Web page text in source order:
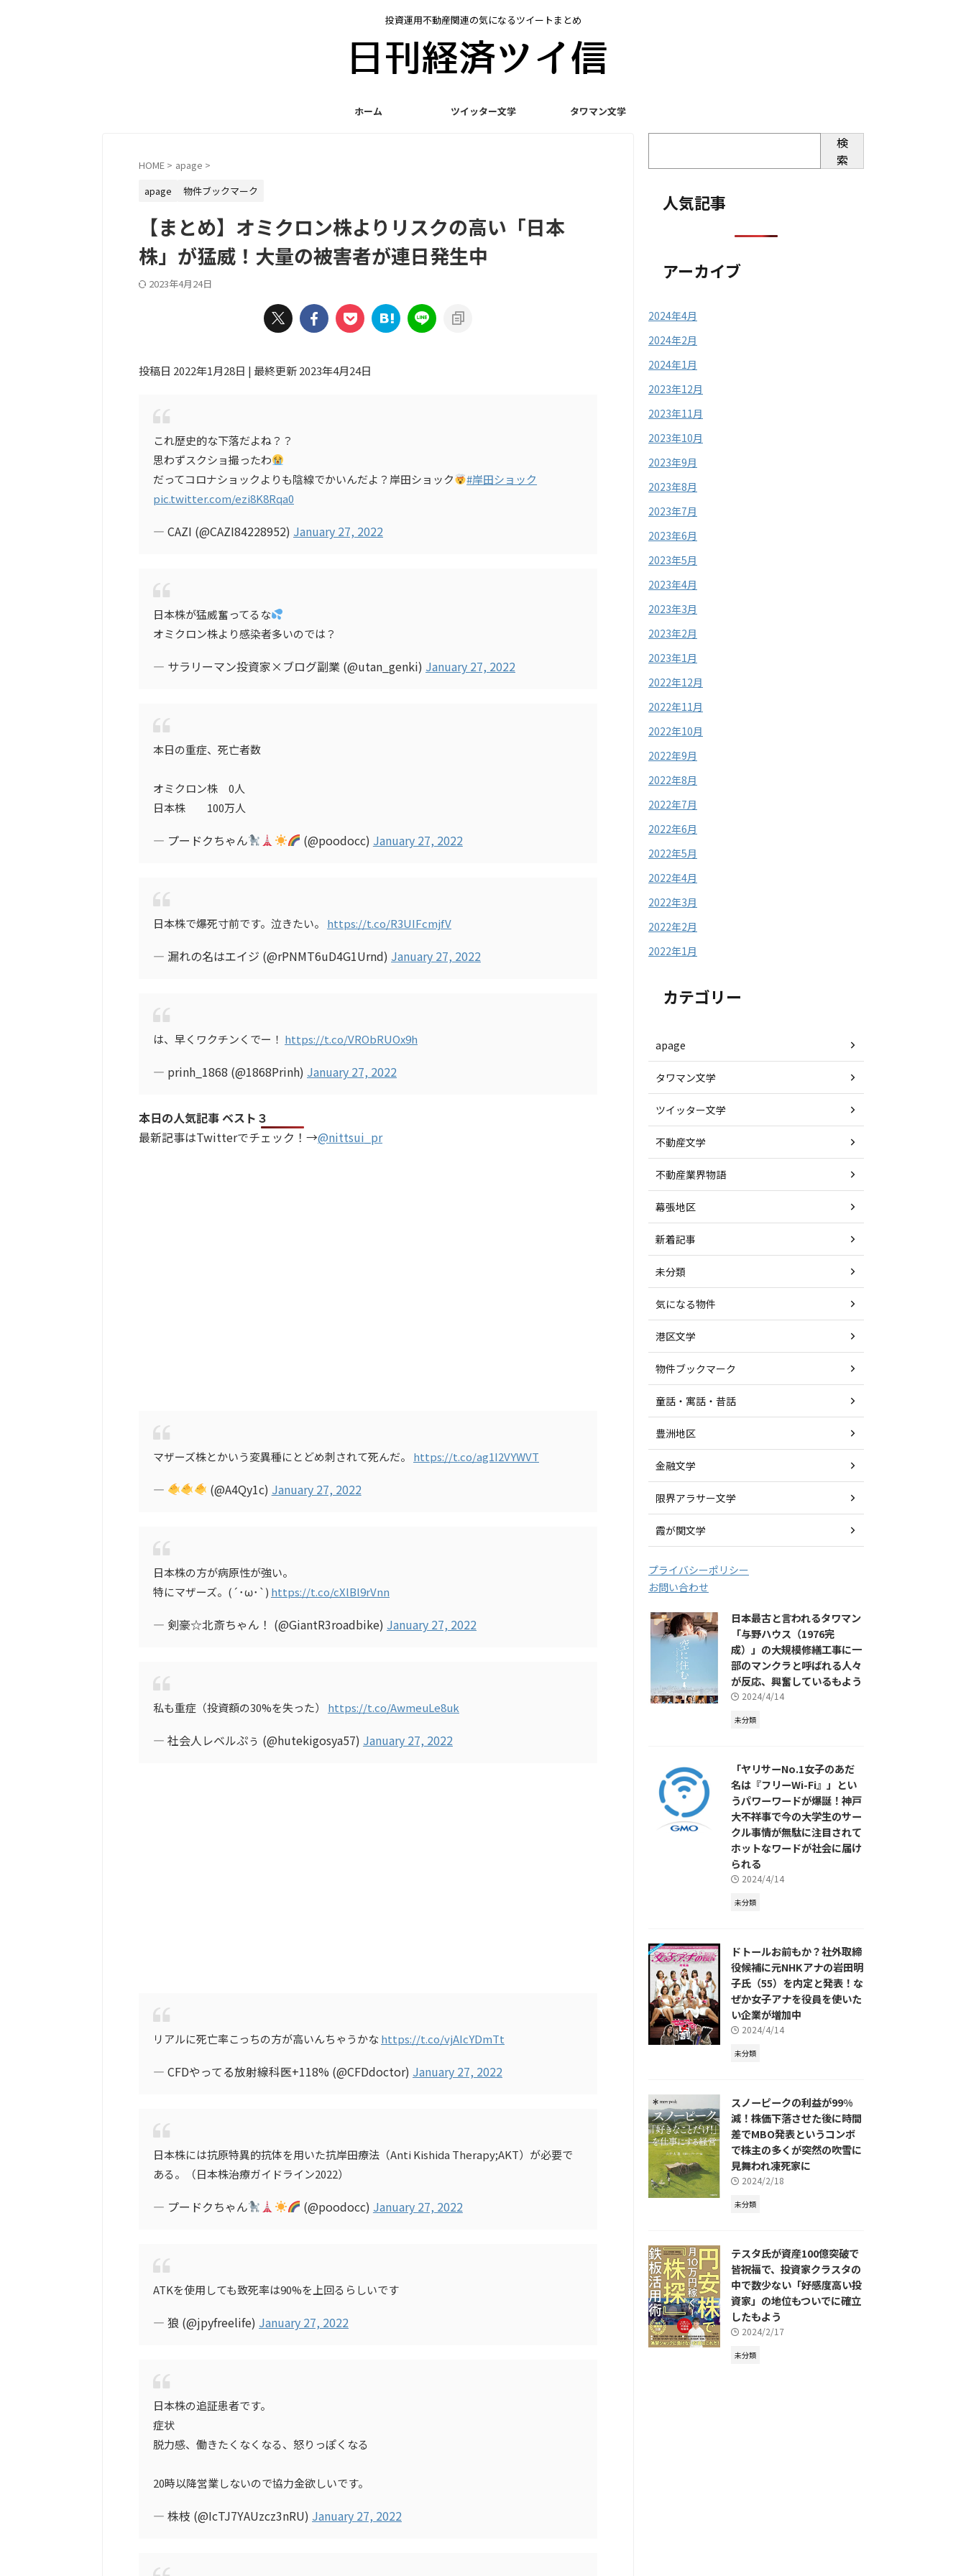
投資運用不動産関連の気になるツイートまとめ
ホーム ツイッター文学 タワマン文学
HOME > apage >
apage
物件ブックマーク
【まとめ】オミクロン株よりリスクの高い「日本
株」が猛威！大量の被害者が連日発生中
2023年4月24日
投稿日 2022年1月28日 | 最終更新 2023年4月24日
これ歴史的な下落だよね？？
思わずスクショ撮ったわ
だってコロナショックよりも陰線でかいんだよ？岸田ショック
#岸田ショック
pic.twitter.com/ezi8K8Rqa0
— CAZI (@CAZI84228952) January 27, 2022
日本株が猛威奮ってるな
オミクロン株より感染者多いのでは？
— サラリーマン投資家×ブログ副業 (@utan_genki) January 27, 2022
本日の重症、死亡者数
オミクロン株 0人
日本株 100万人
— プードクちゃん (@poodocc) January 27, 2022
日本株で爆死寸前です。泣きたい。 https://t.co/R3UIFcmjfV
— 漏れの名はエイジ (@rPNMT6uD4G1Urnd) January 27, 2022
は、早くワクチンくでー！ https://t.co/VRObRUOx9h
— prinh_1868 (@1868Prinh) January 27, 2022
本日の人気記事 ベスト３
最新記事はTwitterでチェック！→@nittsui_pr
マザーズ株とかいう変異種にとどめ刺されて死んだ。 https://t.co/ag1I2VYWVT
— (@A4Qy1c) January 27, 2022
日本株の方が病原性が強い。
特にマザーズ。(´･ω･`) https://t.co/cXlBl9rVnn
— 剣豪☆北斎ちゃん！ (@GiantR3roadbike) January 27, 2022
私も重症（投資額の30%を失った） https://t.co/AwmeuLe8uk
— 社会人レベルぷぅ (@hutekigosya57) January 27, 2022
リアルに死亡率こっちの方が高いんちゃうかなhttps://t.co/vjAIcYDmTt
— CFDやってる放射線科医+118% (@CFDdoctor) January 27, 2022
日本株には抗原特異的抗体を用いた抗岸田療法（Anti Kishida Therapy;AKT）が必要で
ある。（日本株治療ガイドライン2022）
— プードクちゃん (@poodocc) January 27, 2022
ATKを使用しても致死率は90%を上回るらしいです
— 狼 (@jpyfreelife) January 27, 2022
日本株の追証患者です。
症状
脱力感、働きたくなくなる、怒りっぽくなる
20時以降営業しないので協力金欲しいです。
— 株枝 (@IcTJ7YAUzcz3nRU) January 27, 2022
検
索
人気記事
アーカイブ
2024年4月
2024年2月
2024年1月
2023年12月
2023年11月
2023年10月
2023年9月
2023年8月
2023年7月
2023年6月
2023年5月
2023年4月
2023年3月
2023年2月
2023年1月
2022年12月
2022年11月
2022年10月
2022年9月
2022年8月
2022年7月
2022年6月
2022年5月
2022年4月
2022年3月
2022年2月
2022年1月
カテゴリー
apage
タワマン文学
ツイッター文学
不動産文学
不動産業界物語
幕張地区
新着記事
未分類
気になる物件
港区文学
物件ブックマーク
童話・寓話・昔話
豊洲地区
金融文学
限界アラサー文学
霞が関文学
プライバシーポリシー
お問い合わせ
日本最古と言われるタワマン
「与野ハウス（1976完
成）」の大規模修繕工事に一
部のマンクラと呼ばれる人々
が反応、興奮しているもよう
2024/4/14
未分類
「ヤリサーNo.1女子のあだ
名は『フリーWi-Fi』」とい
うパワーワードが爆誕！神戸
大不祥事で今の大学生のサー
クル事情が無駄に注目されて
ホットなワードが社会に届け
られる
2024/4/14
未分類
ドトールお前もか？社外取締
役候補に元NHKアナの岩田明
子氏（55）を内定と発表！な
ぜか女子アナを役員を使いた
い企業が増加中
2024/4/14
未分類
スノーピークの利益が99%
減！株価下落させた後に時間
差でMBO発表というコンボ
で株主の多くが突然の吹雪に
見舞われ凍死家に
2024/2/18
未分類
テスタ氏が資産100億突破で
皆祝福で、投資家クラスタの
中で数少ない「好感度高い投
資家」の地位もついでに確立
したもよう
2024/2/17
未分類